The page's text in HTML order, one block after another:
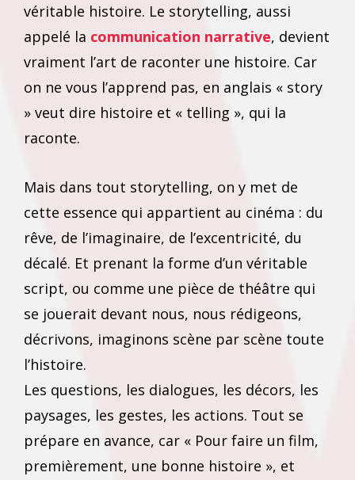
véritable histoire. Le storytelling, aussi
appelé la communication narrative, devient
vraiment l’art de raconter une histoire. Car
on ne vous l’apprend pas, en anglais « story
» veut dire histoire et « telling », qui la
raconte.
Mais dans tout storytelling, on y met de
cette essence qui appartient au cinéma : du
rêve, de l’imaginaire, de l’excentricité, du
décalé. Et prenant la forme d’un véritable
script, ou comme une pièce de théâtre qui
se jouerait devant nous, nous rédigeons,
décrivons, imaginons scène par scène toute
l’histoire.
Les questions, les dialogues, les décors, les
paysages, les gestes, les actions. Tout se
prépare en avance, car « Pour faire un film,
premièrement, une bonne histoire », et